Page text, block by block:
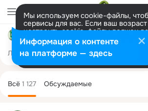
Мы используем cookie-файлы,
сервисы для вас. Если ваш
настроить cookie-файлы должен
представитель. Больше
Разрешить все Настроить
Лента Участники 379 Темы 1.1K
колонка
Всё 1 127 Обсуждаемые
Информация о контенте
на платформе — здесь